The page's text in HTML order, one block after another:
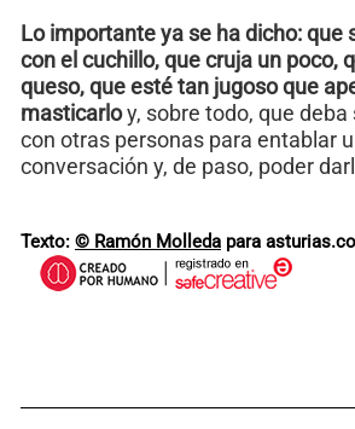
Lo importante ya se ha dicho: que
con el cuchillo, que cruja un poco,
queso, que esté tan jugoso que
masticarloy, sobre todo, que
con otras personas para entablar
conversación y, de paso, poder
Texto: © Ramón Molleda para